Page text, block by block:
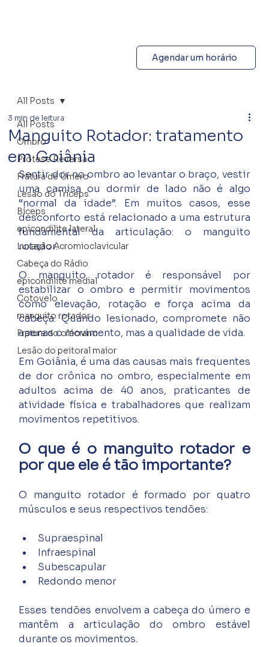
Agendar um horário
All Posts
Ombro
Prótese Reversa
Fratura de Úmero
Lesão do Tríceps
Bíceps
epicondilite lateral
Luxação Acromioclavicular
Cabeça do Rádio
epicondilite medial
Cotovelo
manguito rotador
Fratura do olécrano
Lesão do peitoral maior
All Posts
Manguito Rotador: tratamento
em Goiânia
3 min de leitura
Sentir dor no ombro ao levantar o braço, vestir
uma camisa ou dormir de lado não é algo
“normal da idade”. Em muitos casos, esse
desconforto está relacionado a uma estrutura
fundamental da articulação: o manguito
rotador.
O manguito rotador é responsável por
estabilizar o ombro e permitir movimentos
como elevação, rotação e força acima da
cabeça. Quando lesionado, compromete não
apenas o movimento, mas a qualidade de vida.
Em Goiânia, é uma das causas mais frequentes
de dor crônica no ombro, especialmente em
adultos acima de 40 anos, praticantes de
atividade física e trabalhadores que realizam
movimentos repetitivos.
O que é o manguito rotador e
por que ele é tão importante?
O manguito rotador é formado por quatro
músculos e seus respectivos tendões:
Supraespinal
Infraespinal
Subescapular
Redondo menor
Esses tendões envolvem a cabeça do úmero e
mantêm a articulação do ombro estável
durante os movimentos.